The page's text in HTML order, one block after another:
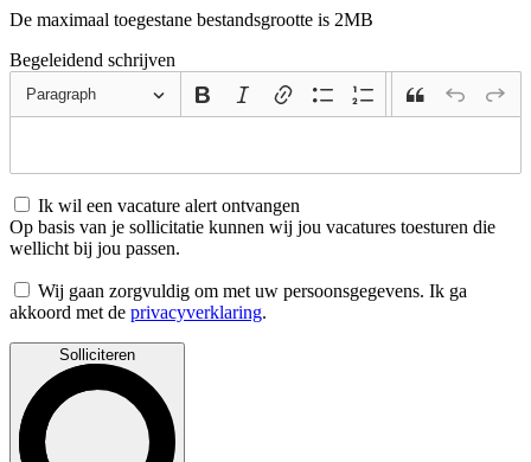
De maximaal toegestane bestandsgrootte is 2MB
Begeleidend schrijven
Paragraph
Ik wil een vacature alert ontvangen
Op basis van je sollicitatie kunnen wij jou vacatures toesturen die
wellicht bij jou passen.
Wij gaan zorgvuldig om met uw persoonsgegevens. Ik ga
akkoord met de privacyverklaring.
Solliciteren